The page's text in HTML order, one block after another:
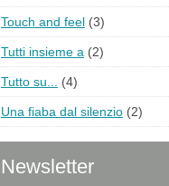
Touch and feel (3)
Tutti insieme a (2)
Tutto su... (4)
Una fiaba dal silenzio (2)
Newsletter